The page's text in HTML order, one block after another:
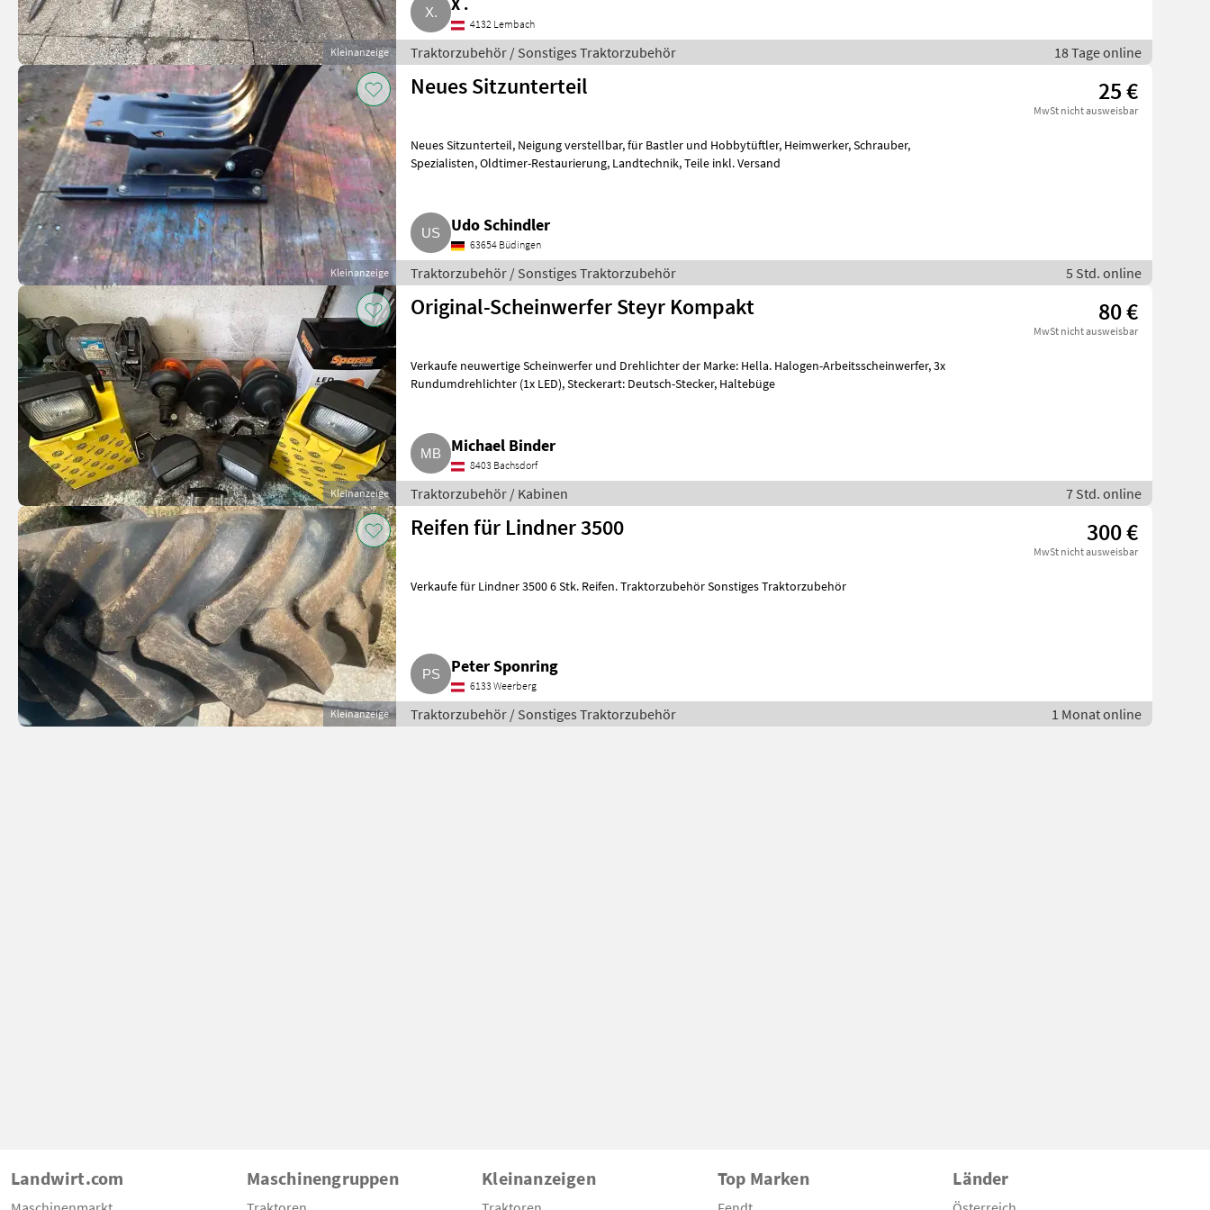
Kleinanzeige
4132 Lembach
Traktorzubehör / Sonstiges Traktorzubehör 18 Tage online
Kleinanzeige
Neues Sitzunterteil 25 €
MwSt nicht ausweisbar
Neues Sitzunterteil, Neigung verstellbar, für Bastler und Hobbytüftler, Heimwerker, Schrauber,
Spezialisten, Oldtimer-Restaurierung, Landtechnik, Teile inkl. Versand
Udo Schindler
63654 Büdingen
Traktorzubehör / Sonstiges Traktorzubehör 5 Std. online
Kleinanzeige
Original-Scheinwerfer Steyr Kompakt 80 €
MwSt nicht ausweisbar
Verkaufe neuwertige Scheinwerfer und Drehlichter der Marke: Hella. Halogen-Arbeitsscheinwerfer, 3x
Rundumdrehlichter (1x LED), Steckerart: Deutsch-Stecker, Haltebüge
Michael Binder
8403 Bachsdorf
Traktorzubehör / Kabinen 7 Std. online
Kleinanzeige
Reifen für Lindner 3500 300 €
MwSt nicht ausweisbar
Verkaufe für Lindner 3500 6 Stk. Reifen. Traktorzubehör Sonstiges Traktorzubehör
Peter Sponring
6133 Weerberg
Traktorzubehör / Sonstiges Traktorzubehör 1 Monat online
Landwirt.com Maschinengruppen Kleinanzeigen Top Marken Länder